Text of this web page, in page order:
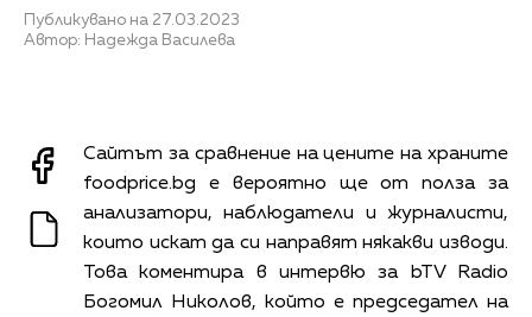
Публикувано на 27.03.2023
Автор: Надежда Василева
Сайтът за сравнение на цените на храните
foodprice.bg е вероятно ще от полза за
анализатори, наблюдатели и журналисти,
които искат да си направят някакви изводи.
Това коментира в интервю за bTV Radio
Богомил Николов, който е председател на